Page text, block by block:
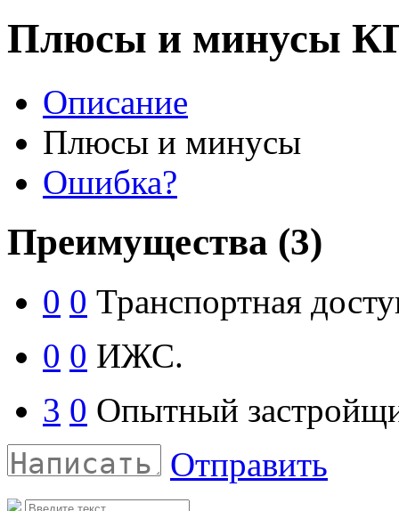
Плюсы и минусы
Описание
Плюсы и минусы
Ошибка?
Преимущества (3)
0 0 Транспортная
0 0 ИЖС.
3 0 Опытный
Отправить